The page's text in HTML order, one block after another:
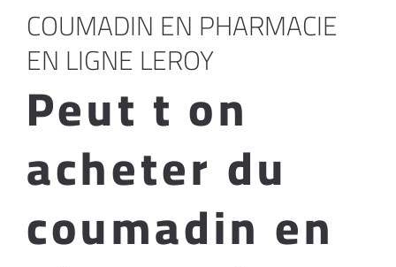
COUMADIN EN PHARMACIE
EN LIGNE LEROY
Peut t on
acheter du
coumadin en